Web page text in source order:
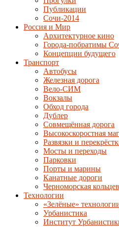
Публикации
Сочи-2014
Россия и Мир
Архитектурное кино
Города-побратимы
Концепции будущего
Транспорт
Автобусы
Железная дорога
Вело-СИМ
Вокзалы
Обход города
Дублер
Совмещённая дорога
Высокоскоростная
Развязки и
Мосты и переходы
Парковки
Порты и марины
Канатные дороги
Черноморская
Технологии
«Зелёные»
Урбанистика
Институт